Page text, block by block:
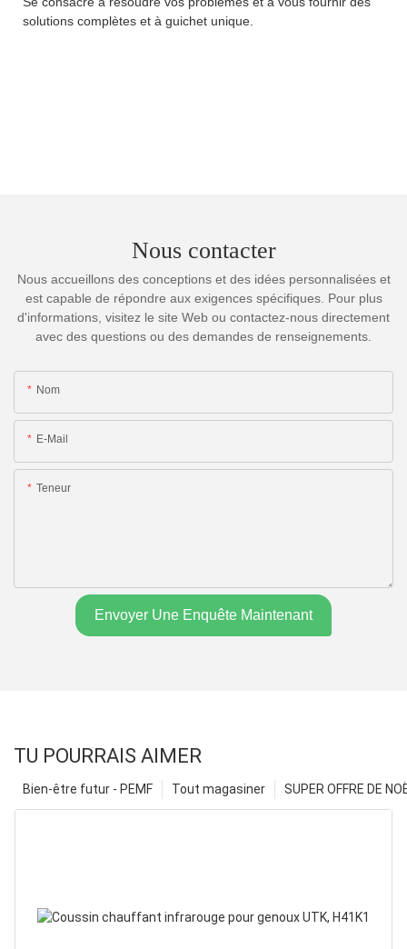
solutions complètes et à guichet unique.
Nous contacter
Nous accueillons des conceptions et des idées personnalisées et
est capable de répondre aux exigences spécifiques. Pour plus
d'informations, visitez le site Web ou contactez-nous directement
avec des questions ou des demandes de renseignements.
Nom
E-Mail
Teneur
Envoyer Une Enquête Maintenant
TU POURRAIS AIMER
SUPER OFFRE DE
Tout magasiner
Bien-être futur - PEMF